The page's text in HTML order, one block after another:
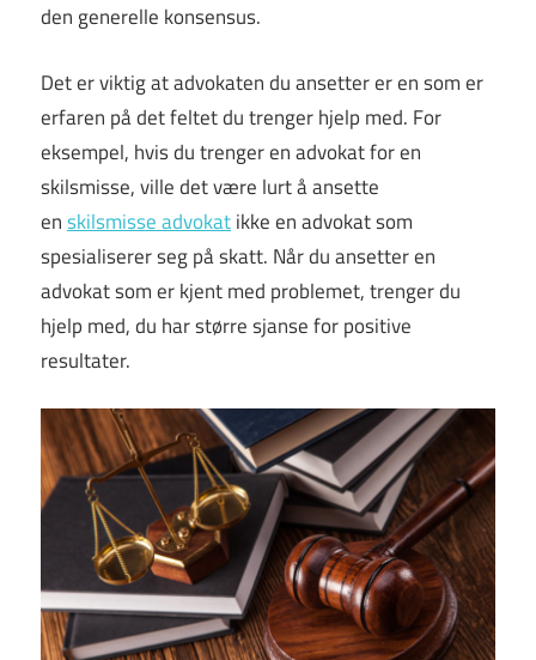
den generelle konsensus.
Det er viktig at advokaten du ansetter er en som er
erfaren på det feltet du trenger hjelp med. For
eksempel, hvis du trenger en advokat for en
skilsmisse, ville det være lurt å ansette
enskilsmisse advokatikke en advokat som
spesialiserer seg på skatt. Når du ansetter en
advokat som er kjent med problemet, trenger du
hjelp med, du har større sjanse for positive
resultater.